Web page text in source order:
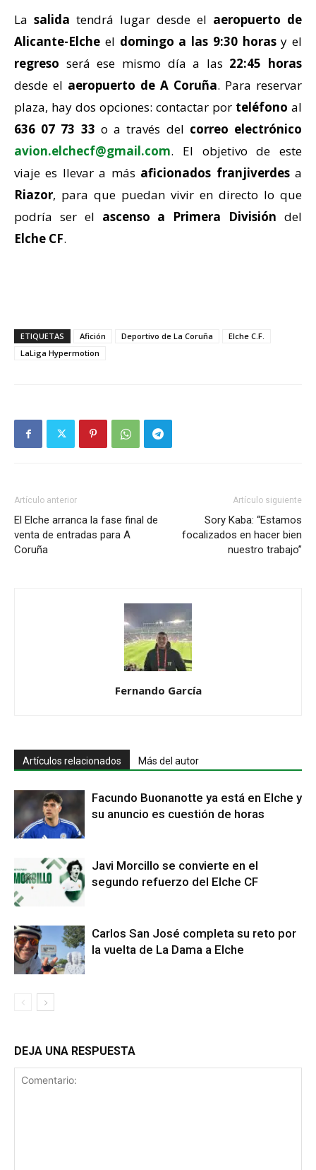
La salida tendrá lugar desde el aeropuerto de
Alicante-Elche el domingo a las 9:30 horasy el
regreso será ese mismo día a las 22:45 horas
desde el aeropuerto de A Coruña. Para reservar
plaza, hay dos opciones: contactar por teléfono al
636 07 73 33 o a través del correo electrónico
avion.elchecf@gmail.com. El objetivo de este
viaje es llevar a más aficionados franjiverdesa
Riazor, para que puedan vivir en directo lo que
podría ser el ascenso a Primera División del
Elche CF.
ETIQUETAS Afición Deportivo de La Coruña
Elche C.F.
LaLiga Hypermotion
Artículo anterior
El Elche arranca la fase final de
venta de entradas para A
Coruña
Artículo siguiente
Sory Kaba: “Estamos
focalizados en hacer bien
nuestro trabajo”
Fernando García
Artículos relacionados Más del autor
Facundo Buonanotte ya está en Elche y
su anuncio es cuestión de horas
Javi Morcillo se convierte en el
segundo refuerzo del Elche CF
Carlos San José completa su reto por
la vuelta de La Dama a Elche
DEJA UNA RESPUESTA